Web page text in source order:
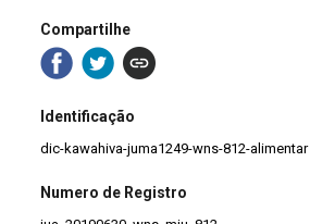
Compartilhe
Identificação
dic-kawahiva-juma1249-wns-812-alimentar
Numero de Registro